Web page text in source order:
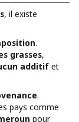
, il existe
.
grasses,
additif et
.
pays comme
pour